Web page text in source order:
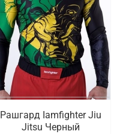
Рашгард Iamfighter Jiu
Jitsu Черный